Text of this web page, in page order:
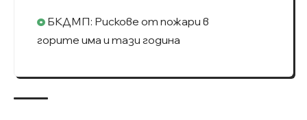
БКДМП: Рискове от пожари в
горите има и тази година